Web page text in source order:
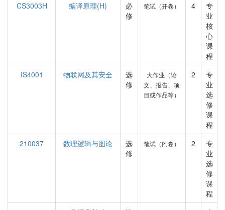
CS3003H
编译原理(H)
必
修
笔试（开卷） 4
专
业
核
心
课
程
IS4001
物联网及其安全
选
修
大作业（论
文、报告、项
目或作品等）
2
专
业
选
修
课
程
210037
数理逻辑与图论
选
修
笔试（闭卷） 2
专
业
选
修
课
程